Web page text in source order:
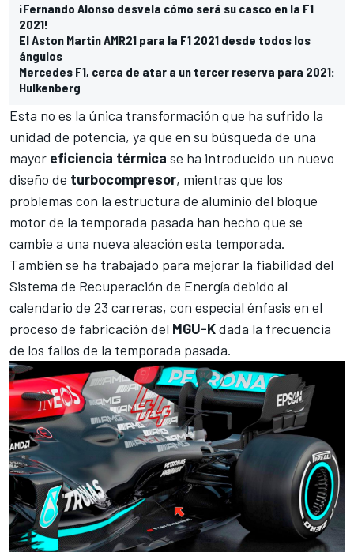
¡Fernando Alonso desvela cómo será su casco en la F1
2021!
El Aston Martin AMR21 para la F1 2021 desde todos los
ángulos
Mercedes F1, cerca de atar a un tercer reserva para 2021:
Hulkenberg
Esta no es la única transformación que ha sufrido la
unidad de potencia, ya que en su búsqueda de una
mayor eficiencia térmica se ha introducido un nuevo
diseño de turbocompresor, mientras que los
problemas con la estructura de aluminio del bloque
motorde la temporada pasada han hecho que se
cambie a una nueva aleación esta temporada.
También se ha trabajado para mejorar la fiabilidad del
Sistema de Recuperación de Energía debido al
calendario de 23 carreras, con especial énfasis en el
proceso de fabricación del MGU-Kdada la frecuencia
de los fallos de la temporada pasada.